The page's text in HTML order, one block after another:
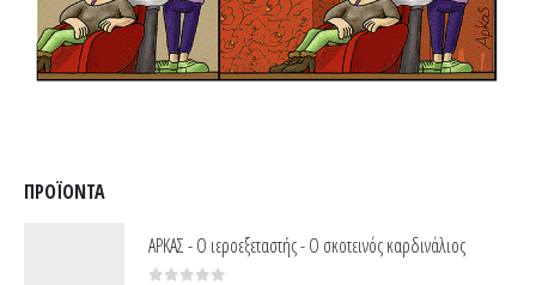
ΠΡΟΪΌΝΤΑ
ΑΡΚΑΣ - Ο ιεροεξεταστής - Ο σκοτεινός καρδινάλιος